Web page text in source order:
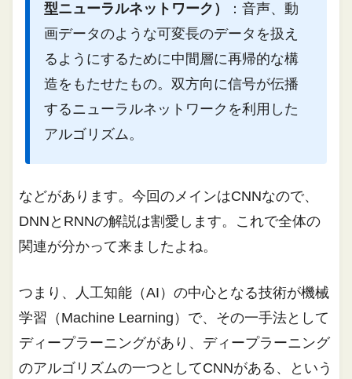
型ニューラルネットワーク）
：音声、動
画データのような可変長のデータを扱え
るようにするために中間層に再帰的な構
造をもたせたもの。双方向に信号が伝播
するニューラルネットワークを利用した
アルゴリズム。
などがあります。今回のメインはCNNなので、
DNNとRNNの解説は割愛します。これで全体の
関連が分かって来ましたよね。
つまり、人工知能（AI）の中心となる技術が機械
学習（Machine Learning）で、その一手法として
ディープラーニングがあり、ディープラーニング
のアルゴリズムの一つとしてCNNがある、という